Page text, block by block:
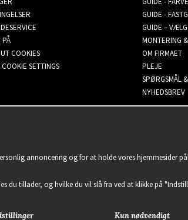
PÅ
COOKIES
SETTINGS
GUIDE -
GUIDE –
MONTERING
OM FIRMAET
PLEJE
SPØRGSMÅL
NYHEDSBREV
2021 Delightful Hair
annoncering og for at holde vores hjemmesider
du tillader, og hvilke du vil slå fra ved at klikke på
Kun nødvendigt